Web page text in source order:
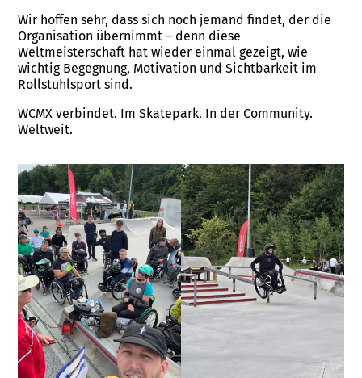
Wir hoffen sehr, dass sich noch jemand findet, der die
Organisation übernimmt – denn diese
Weltmeisterschaft hat wieder einmal gezeigt, wie
wichtig Begegnung, Motivation und Sichtbarkeit im
Rollstuhlsport sind.
WCMX verbindet. Im Skatepark. In der Community.
Weltweit.